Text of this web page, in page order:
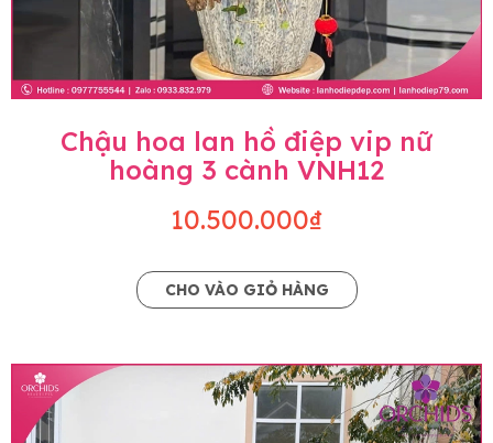
Chậu hoa lan hồ điệp vip nữ
hoàng 3 cành VNH12
10.500.000₫
CHO VÀO GIỎ HÀNG